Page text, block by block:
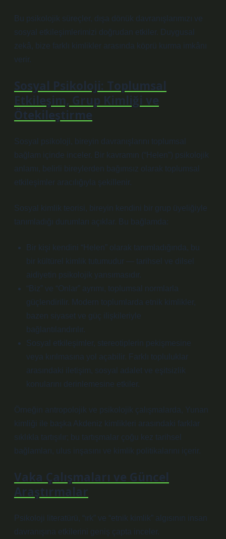
Bu psikolojik süreçler, dışa dönük davranışlarımızı ve
sosyal etkileşimlerimizi doğrudan etkiler. Duygusal
zekâ, bize farklı kimlikler arasında köprü kurma imkânı
verir.
Sosyal Psikoloji: Toplumsal
Etkileşim, Grup Kimliği ve
Ötekileştirme
Sosyal psikoloji, bireyin davranışlarını toplumsal
bağlam içinde inceler. Bir kavramın (“Helen”) psikolojik
anlamı, belirli bireylerden bağımsız olarak toplumsal
etkileşimler aracılığıyla şekillenir.
Sosyal kimlik teorisi, bireyin kendini bir grup üyeliğiyle
tanımladığı durumları açıklar. Bu bağlamda:
Bir kişi kendini “Helen” olarak tanımladığında, bu
bir kültürel kimlik tutumudur — tarihsel ve dilsel
aidiyetin psikolojik yansımasıdır.
“Biz” ve “Onlar” ayrımı, toplumsal normlarla
güçlendirilir. Modern toplumlarda etnik kimlikler,
bazen siyaset ve güç ilişkileriyle
bağlantılandırılır.
Sosyal etkileşimler, stereotiplerin pekişmesine
veya kırılmasına yol açabilir. Farklı topluluklar
arasındaki iletişim, sosyal adalet ve eşitsizlik
konularını derinlemesine etkiler.
Örneğin antropolojik ve psikolojik çalışmalarda, Yunan
kimliği ile başka Akdeniz kimlikleri arasındaki farklar
sıklıkla tartışılır; bu tartışmalar çoğu kez tarihsel
bağlamları, ulus inşasını ve kimlik politikalarını içerir.
Vaka Çalışmaları ve Güncel
Araştırmalar
Psikoloji literatürü, “ırk” ve “etnik kimlik” algısının insan
davranışına etkilerini geniş çapta inceler.